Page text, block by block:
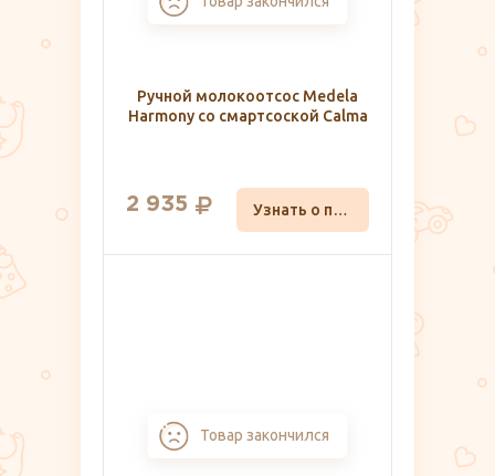
Ручной молокоотсос Medela
Harmony со смартсоской Calma
2 935 Узнать о поступлении
Товар закончился